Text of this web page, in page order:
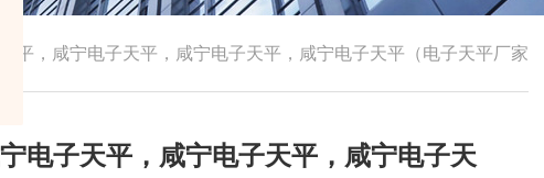
天平，咸宁电子天平，咸宁电子天平，咸宁电子天平（电子天平厂家
电子天平，咸宁电子天平，咸宁电子天